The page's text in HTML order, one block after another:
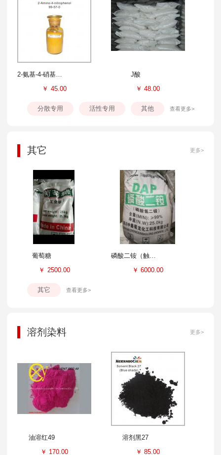
￥ 45.00
J酸
￥ 48.00
分散专用 活性专用 其他 查看更多>
其它 更多>
葡萄糖
￥ 2500.00
磷酸二铵（触媒）
￥ 6000.00
其它 查看更多>
溶剂染料 更多>
油溶红49
￥ 170.00
溶剂黑27
￥ 85.00